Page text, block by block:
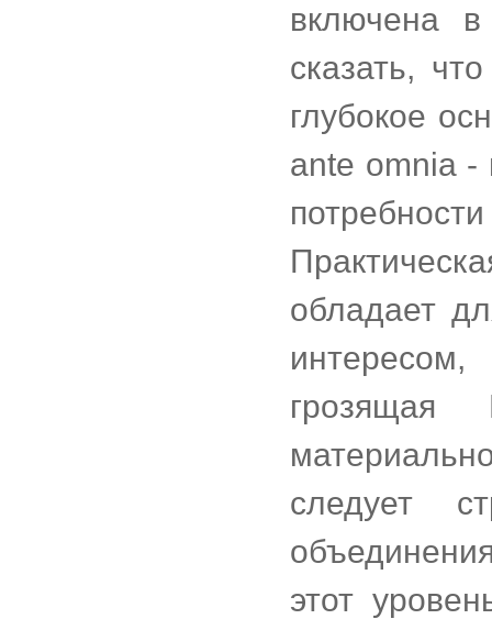
включена
сказать,
глубокое
ante omnia -
обладает
грозящая
следует
этот